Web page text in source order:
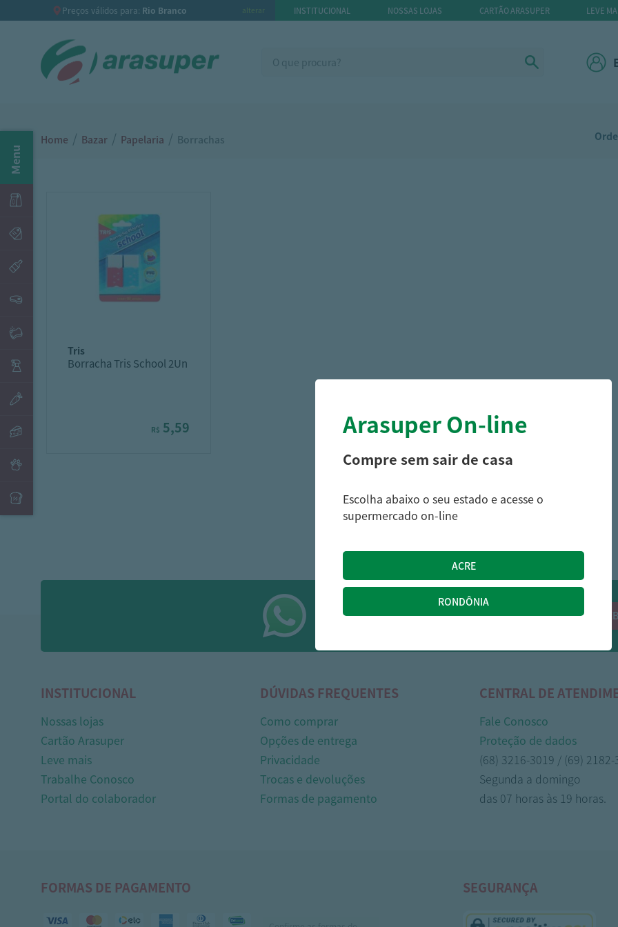
Preços válidos para: Rio Branco alterar INSTITUCIONAL NOSSAS LOJAS CARTÃO ARASUPER LEVE
Menu
Home / Bazar / Papelaria / Borrachas
tris
Borracha Tris School 2Un
R$ 5,59
OFERTAS NO WHATSAPP:
Siga nossos canais oficiais de ofertas no
INSTITUCIONAL
Nossas lojas
Cartão Arasuper
Leve mais
Trabalhe Conosco
Portal do colaborador
DÚVIDAS FREQUENTES
Como comprar
Opções de entrega
Privacidade
Trocas e devoluções
Formas de pagamento
CENTRAL DE
Fale Conosco
Proteção de dados
(68) 3216-3019 / (69) 2182-
Segunda a domingo
das 07 horas às 19 horas.
FORMAS DE PAGAMENTO SEGURANÇA
Arasuper On-line
Compre sem sair de casa
Escolha abaixo o seu estado e acesse o
supermercado on-line